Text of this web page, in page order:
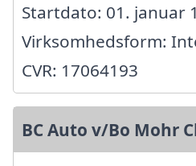
Startdato: 01. januar
Virksomhedsform:
CVR: 17064193
BC Auto v/Bo Mohr